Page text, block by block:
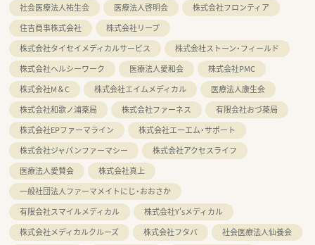
社会医療法人祐生会
医療法人啓明会
株式会社フロンティア
住吉商事株式会社
株式会社リープ
株式会社タイセイメディカルサービス
株式会社ストーン・フィールド
株式会社ヘルシーワーク
医療法人愛和会
株式会社PMC
株式会社M＆C
株式会社エイムメディカル
医療法人康生会
株式会社和歌ノ浦薬局
株式会社ファーネス
有限会社おづ薬局
株式会社EPファーマライン
株式会社エーエム・サポート
株式会社ジャパンファーマシー
株式会社アクセスライフ
医療法人愛賛会
株式会社真上
一般社団法人ファーマメイトにじ・おおさか
有限会社スマイルメディカル
株式会社Y'sメディカル
株式会社メディカルクルーズ
株式会社フタバ
社会医療法人仙養会